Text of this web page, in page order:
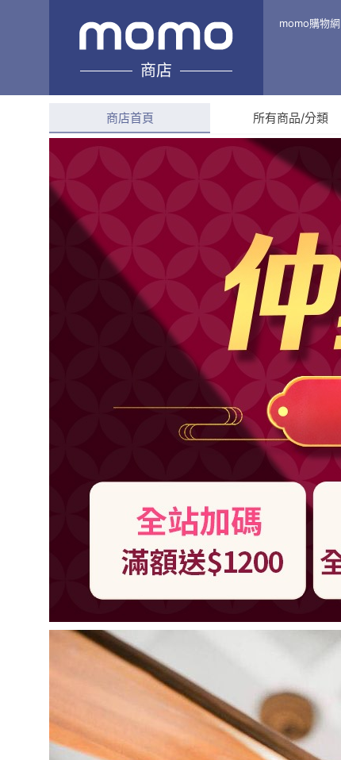
商店
momo購物網
MR.KEN肯氏吊扇
綜合評分 --
商店首頁 所有商品/分類